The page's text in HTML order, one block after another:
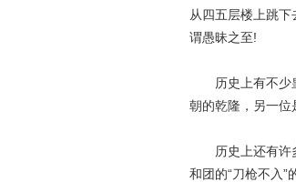
从四五层楼上跳
谓愚昧之至!
历史上有不少皇
朝的乾隆，另一位
历史上还有许多
和团的“刀枪不入”